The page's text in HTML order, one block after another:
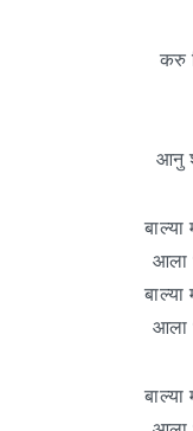
करु
आनु
बाल्या
आला
बाल्या
आला
बाल्या